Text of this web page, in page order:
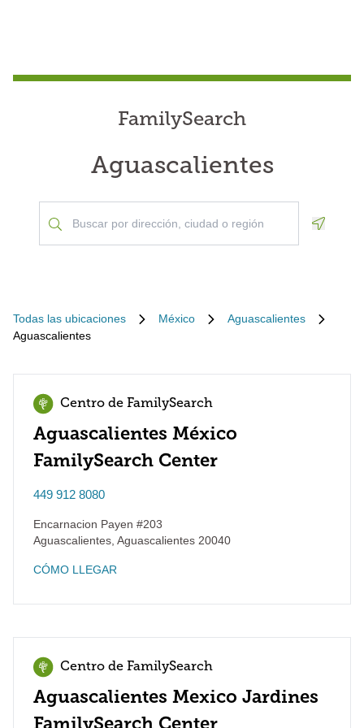
FamilySearch
Aguascalientes
Todas las ubicaciones México
Aguascalientes
Aguascalientes
Centro de FamilySearch
Aguascalientes México
FamilySearch Center
449 912 8080
Encarnacion Payen #203
Aguascalientes Aguascalientes 20040
CÓMO LLEGAR
Centro de FamilySearch
Aguascalientes Mexico Jardines
FamilySearch Center